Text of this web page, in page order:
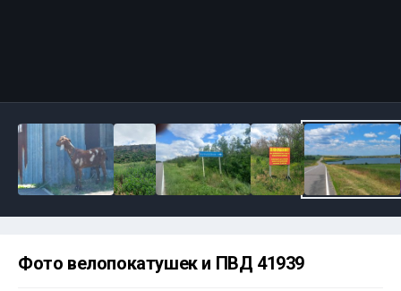
Фото велопокатушек и ПВД 41939